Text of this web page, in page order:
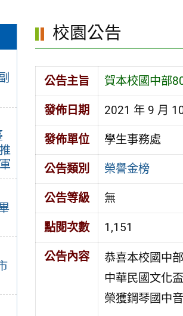
校園公告
公告主旨 賀本校國中部
發佈日期 2021 年 9 月
發佈單位 學生事務處
公告類別 榮譽金榜
公告等級 無
點閱次數 1,151
公告內容
恭喜本校國中
中華民國文化
榮獲鋼琴國中